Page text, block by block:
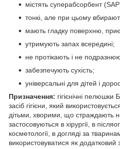
містять суперабсорбент
тонкі, але при цьому
мають гладку поверхню,
утримують запах всередині;
не протікають і не
забезпечують сухість;
універсальні для дітей і
Призначення: гігієнічні
засіб гігієни, який
дітьми, хворими, що страждають
застосовуються в хірургії, в
косметології, в догляді за
використовуватися як додатковий